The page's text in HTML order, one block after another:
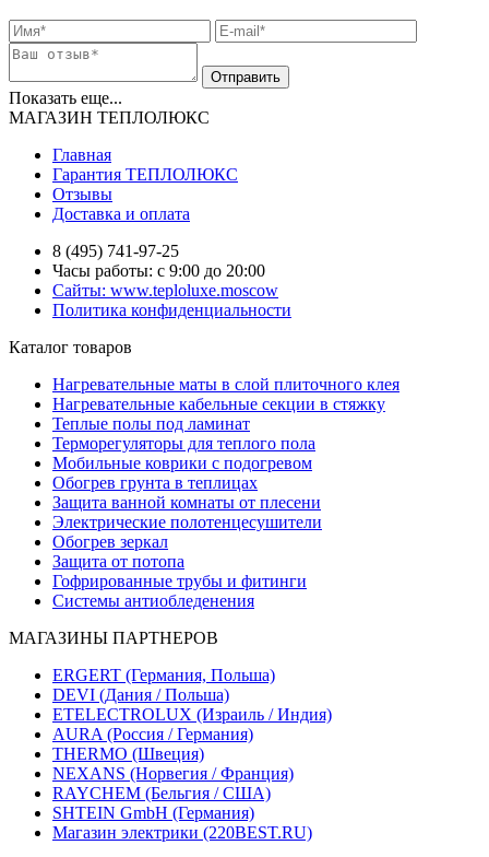
Показать еще...
МАГАЗИН ТЕПЛОЛЮКС
Главная
Гарантия ТЕПЛОЛЮКС
Отзывы
Доставка и оплата
8 (495) 741-97-25
Часы работы: с 9:00 до 20:00
Сайты: www.teploluxe.moscow
Политика конфиденциальности
Каталог товаров
Нагревательные маты в слой плиточного клея
Нагревательные кабельные секции в стяжку
Теплые полы под ламинат
Терморегуляторы для теплого пола
Мобильные коврики с подогревом
Обогрев грунта в теплицах
Защита ванной комнаты от плесени
Электрические полотенцесушители
Обогрев зеркал
Защита от потопа
Гофрированные трубы и фитинги
Системы антиобледенения
МАГАЗИНЫ ПАРТНЕРОВ
ERGERT (Германия, Польша)
DEVI (Дания / Польша)
ETELECTROLUX (Израиль / Индия)
AURA (Россия / Германия)
THERMO (Швеция)
NEXANS (Норвегия / Франция)
RAYCHEM (Бельгия / США)
SHTEIN GmbH (Германия)
Магазин электрики (220BEST.RU)